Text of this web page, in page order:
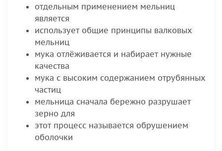
отдельным применением мельниц
является
использует общие принципы валковых
мельниц
мука отлёживается и набирает нужные
качества
мука с высоким содержанием отрубянных
частиц
мельница сначала бережно разрушает
зерно для
этот процесс называется обрушением
оболочки